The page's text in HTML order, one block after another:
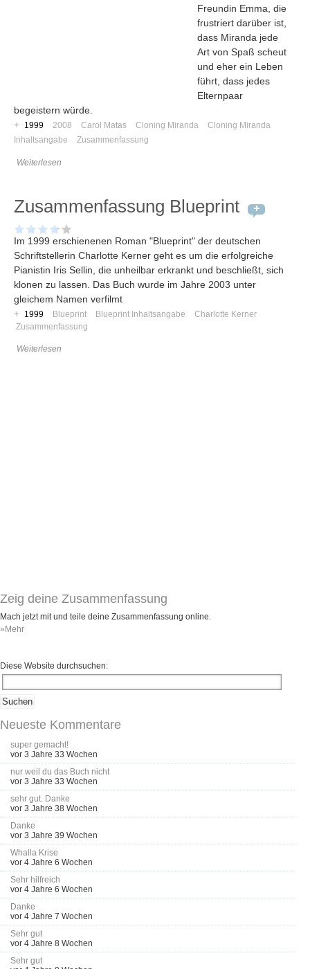
Aktive Forenbeiträge
Dies ist das Forum um neue Funktionen und Information zu Wünschen
Regeln (Bitte vor dem posten lesen)
Regeln (Bitte vor dem posten lesen)
Freundin Emma, die
frustriert darüber ist,
dass Miranda jede
Art von Spaß scheut
und eher ein Leben
führt, dass jedes
Elternpaar
begeistern würde.
+ 1999 2008 Carol Matas Cloning Miranda
Cloning Miranda
Inhaltsangabe
Zusammenfassung
Weiterlesen
Zusammenfassung Blueprint
Im 1999 erschienenen Roman "Blueprint" der deutschen
Schriftstellerin Charlotte Kerner geht es um die erfolgreiche
Pianistin Iris Sellin, die unheilbar erkrankt und beschließt, sich
klonen zu lassen. Das Buch wurde im Jahre 2003 unter
gleichem Namen verfilmt
+ 1999 Blueprint Blueprint Inhaltsangabe
Charlotte Kerner
Zusammenfassung
Weiterlesen
Zeig deine Zusammenfassung
Mach jetzt mit und teile deine Zusammenfassung online.
»Mehr
Diese Website durchsuchen:
Neueste Kommentare
super gemacht!
vor 3 Jahre 33 Wochen
nur weil du das Buch nicht
vor 3 Jahre 33 Wochen
sehr gut. Danke
vor 3 Jahre 38 Wochen
Danke
vor 3 Jahre 39 Wochen
Whalla Krise
vor 4 Jahre 6 Wochen
Sehr hilfreich
vor 4 Jahre 6 Wochen
Danke
vor 4 Jahre 7 Wochen
Sehr gut
vor 4 Jahre 8 Wochen
Sehr gut